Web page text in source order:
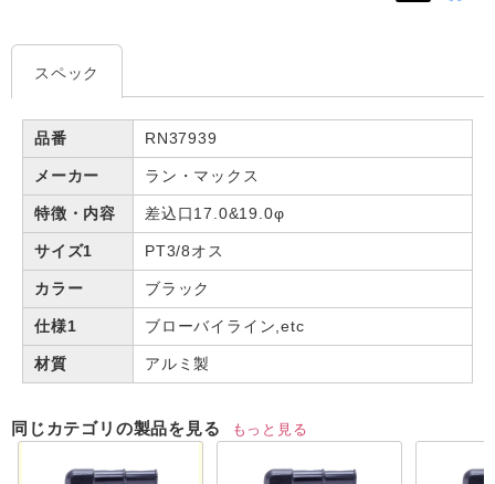
スペック
品番 RN37939
メーカー ラン・マックス
特徴・内容 差込口17.0&19.0φ
サイズ1 PT3/8オス
カラー ブラック
仕様1 ブローバイライン,etc
材質 アルミ製
同じカテゴリの製品を見る もっと見る